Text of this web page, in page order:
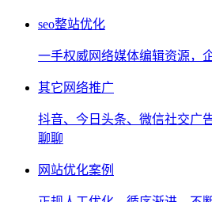
seo整站优化
一手权威网络媒体编辑资源，
其它网络推广
抖音、今日头条、微信社交广
聊聊
网站优化案例